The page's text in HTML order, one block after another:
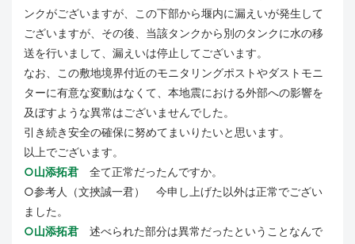
ンクがございますが、この下部から堰内に漏えいが発生して
ございますが、その後、当該タンクから別のタンクに水の移
送を行いまして、漏えいは停止してございます。
なお、この敷地境界付近のモニタリングポストやダストモニ
ターに有意な変動はなくて、本地震における外部への影響を
及ぼすような異常はございませんでした。
引き続き安全の確保に努めてまいりたいと思います。
以上でございます。
○山添拓君 全て正常だったんですか。
○参考人（文挾誠一君） 今申し上げた以外は正常でござい
ました。
○山添拓君 述べられた部分は異常だったということなんで